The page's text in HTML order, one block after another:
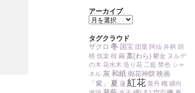
アーカイブ
タグクラウド
ザクロ 冬 国宝 団栗 阿仙 弁柄 胡
桃 伎楽 桜 繭 藁(わら) 鬱金 ヌルデ
の木 花水木 造り花 二藍 禁色 シャ
ネル 灰 和紙御花神饌映画
「紫」
夏 蓮 紅花 黄丹 幟 纏向